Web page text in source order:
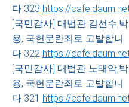
다 323 https://
[국민감사] 대법관 김선수,
용, 국헌문란죄로 고발합니
다 322 https://
[국민감사] 대법관 노태악,
용, 국헌문란죄로 고발합니
다 321 https://